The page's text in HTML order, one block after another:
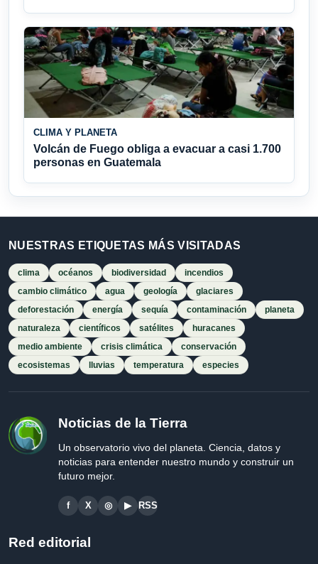
CLIMA Y PLANETA
Volcán de Fuego obliga a evacuar a casi 1.700
personas en Guatemala
NUESTRAS ETIQUETAS MÁS VISITADAS
clima océanos biodiversidad
incendios
cambio climático
agua geología
glaciares
deforestación
energía sequía contaminación
planeta
naturaleza
científicos satélites
huracanes
medio ambiente
crisis climática
conservación
ecosistemas
lluvias temperatura especies
Noticias de la Tierra
Un observatorio vivo del planeta. Ciencia, datos y
noticias para entender nuestro mundo y construir un
futuro mejor.
f X ◎ ▶ RSS
Red editorial